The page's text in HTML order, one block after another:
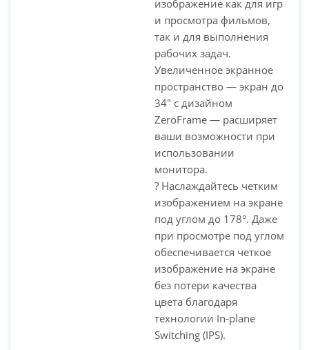
изображение как для игр
и просмотра фильмов,
так и для выполнения
рабочих задач.
Увеличенное экранное
пространство — экран до
34" с дизайном
ZeroFrame — расширяет
ваши возможности при
использовании
монитора.
? Наслаждайтесь четким
изображением на экране
под углом до 178°. Даже
при просмотре под углом
обеспечивается четкое
изображение на экране
без потери качества
цвета благодаря
технологии In-plane
Switching (IPS).